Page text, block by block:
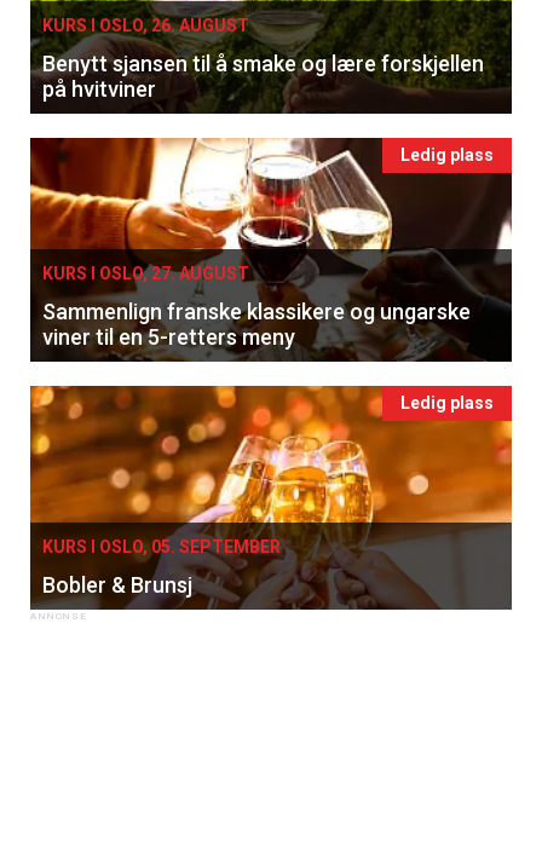
KURS I OSLO, 26. AUGUST
Benytt sjansen til å smake og lære forskjellen
på hvitviner
Ledig plass
KURS I OSLO, 27. AUGUST
Sammenlign franske klassikere og ungarske
viner til en 5-retters meny
Ledig plass
KURS I OSLO, 05. SEPTEMBER
Bobler & Brunsj